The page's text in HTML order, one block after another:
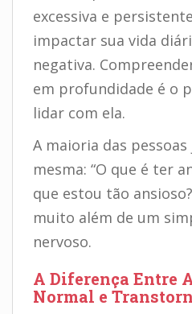
excessiva e
impactar sua vida
negativa.
em profundidade é o
lidar com ela.
A maioria das
mesma: “O que é ter
que estou tão
muito além de um
nervoso.
A Diferença Entre
Normal e